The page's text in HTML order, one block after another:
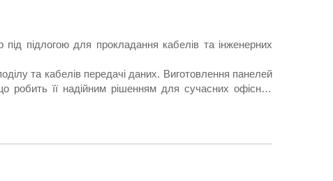
підлогою для прокладання кабелів та інженерних
та кабелів передачі даних. Виготовлення панелей
робить її надійним рішенням для сучасних офісних